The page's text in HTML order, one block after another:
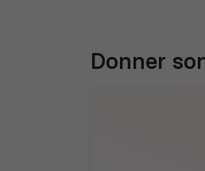
Donner